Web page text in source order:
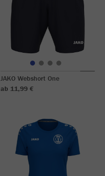
JAKO Webshort One
ab 11,99 €